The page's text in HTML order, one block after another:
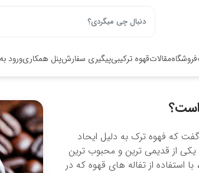
فروشگاهمقالاتقهوه ترکیبیپیگیری سفارشپنل همکاریورود
که فهوه ترک به دلیل ایحاد
یکی از قدیمی ترین و محبوب ترین
از تفاله های قهوه که در